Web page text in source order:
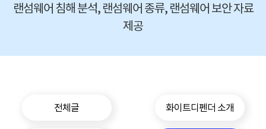
랜섬웨어 침해 분석, 랜섬웨어 종류, 랜섬웨어 보안 자료
제공
전체글 화이트디펜더 소개